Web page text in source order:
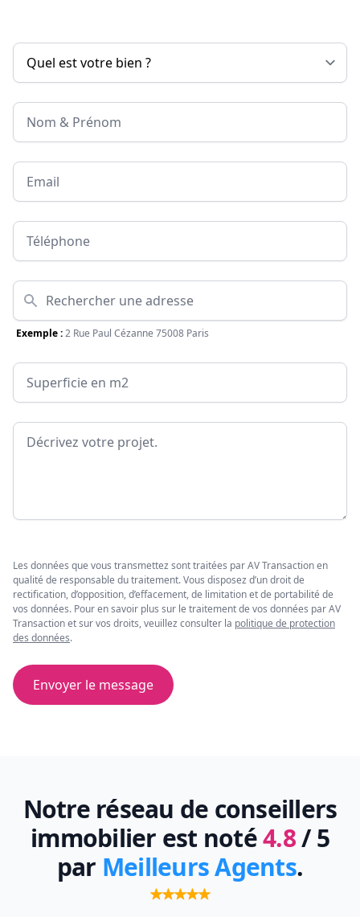
Nom & Prénom
Email
Téléphone
Adresse
Exemple :2 Rue Paul Cézanne 75008 Paris
Surface
Message
Les données que vous transmettez sont traitées par AV Transaction en
qualité de responsable du traitement. Vous disposez d’un droit de
rectification, d’opposition, d’effacement, de limitation et de portabilité de
vos données. Pour en savoir plus sur le traitement de vos données par AV
Transaction et sur vos droits, veuillez consulter la politique de protection
des données.
Envoyer le message
Notre réseau de conseillers
immobilier est noté4.8/ 5
par Meilleurs Agents.